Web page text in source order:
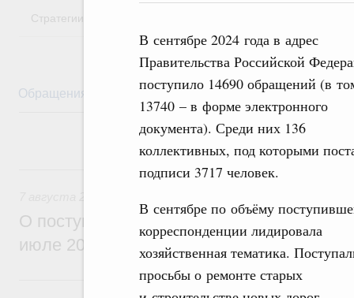
В сентябре 2024 года в адрес
Правительства Российской
поступило 14690 обращений (в
13740 – в форме электронного
документа). Среди них 136
коллективных, под которыми
подписи 3717 человек.
В сентябре по объёму
корреспонденции лидировала
хозяйственная тематика.
просьбы о ремонте старых
Стратегии
Обращения Личный приём Правовая база
7 августа, пятница
О поступивших в Правительство
июле 2026 года обращениях граждан
6 июля, понедельник